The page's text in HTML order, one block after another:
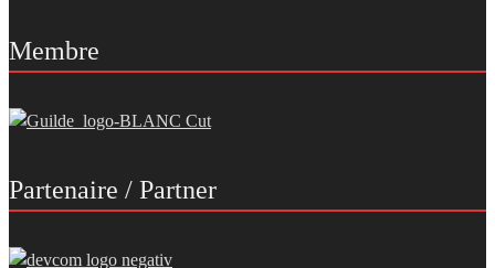
Membre
Partenaire / Partner